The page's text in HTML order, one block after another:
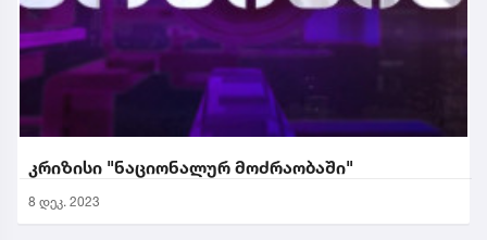
კრიზისი "ნაციონალურ მოძრაობაში"
8 დეკ. 2023